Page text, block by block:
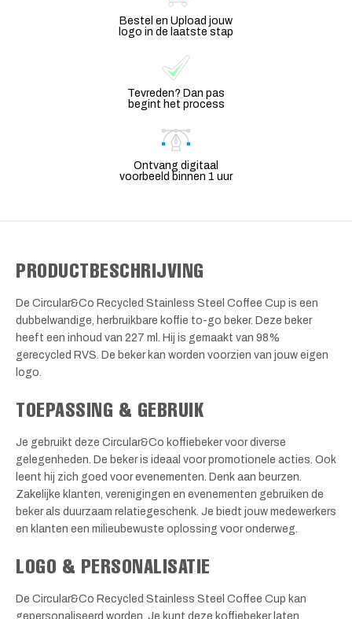
Bestel en Upload jouw
logo in de laatste stap
Tevreden? Dan pas
begint het process
Ontvang digitaal
voorbeeld binnen 1 uur
PRODUCTBESCHRIJVING
De Circular&Co Recycled Stainless Steel Coffee Cup is een
dubbelwandige, herbruikbare koffie to-go beker. Deze beker
heeft een inhoud van 227 ml. Hij is gemaakt van 98%
gerecycled RVS. De beker kan worden voorzien van jouw eigen
logo.
TOEPASSING & GEBRUIK
Je gebruikt deze Circular&Co koffiebeker voor diverse
gelegenheden. De beker is ideaal voor promotionele acties. Ook
leent hij zich goed voor evenementen. Denk aan beurzen.
Zakelijke klanten, verenigingen en evenementen gebruiken de
beker als duurzaam relatiegeschenk. Je biedt jouw medewerkers
en klanten een milieubewuste oplossing voor onderweg.
LOGO & PERSONALISATIE
De Circular&Co Recycled Stainless Steel Coffee Cup kan
gepersonaliseerd worden. Je kunt deze koffiebeker laten